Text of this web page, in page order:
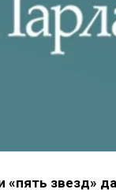
«пять звезд»